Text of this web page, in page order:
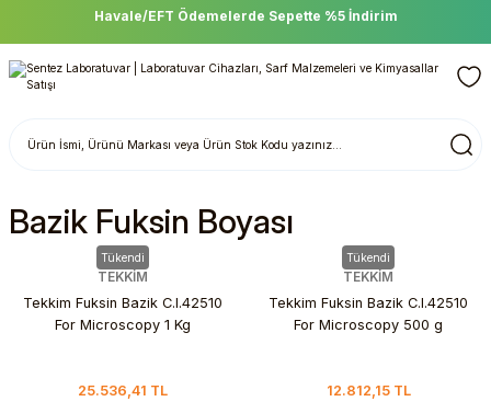
Havale/EFT Ödemelerde Sepette %5 İndirim
Bazik Fuksin Boyası
Tükendi
TEKKİM
Tekkim Fuksin Bazik C.I.42510
For Microscopy 1 Kg
25.536,41 TL
Tükendi
TEKKİM
Tekkim Fuksin Bazik C.I.42510
For Microscopy 500 g
12.812,15 TL